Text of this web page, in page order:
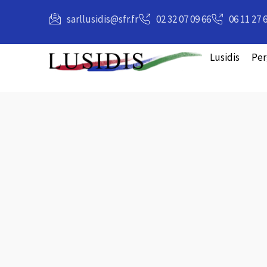
sarllusidis@sfr.fr 02 32 07 09 66 06 11 27
Lusidis